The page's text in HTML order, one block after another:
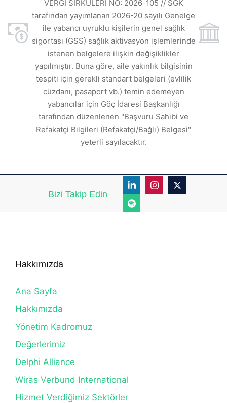
VERGİ SİRKÜLERİ NO: 2026-105 // SGK
tarafından yayımlanan 2026-20 sayılı Genelge
ile yabancı uyruklu kişilerin genel sağlık
sigortası (GSS) sağlık aktivasyon işlemlerinde
istenen belgelere ilişkin değişiklikler
yapılmıştır. Buna göre, aile yakınlık bilgisinin
tespiti için gerekli standart belgeleri (evlilik
cüzdanı, pasaport vb.) temin edemeyen
yabancılar için Göç İdaresi Başkanlığı
tarafından düzenlenen "Başvuru Sahibi ve
Refakatçi Bilgileri (Refakatçi/Bağlı) Belgesi"
yeterli sayılacaktır.
Bizi Takip Edin
Hakkımızda
Ana Sayfa
Hakkımızda
Yönetim Kadromuz
Değerlerimiz
Delphi Alliance
Wiras Verbund International
Hizmet Verdiğimiz Sektörler